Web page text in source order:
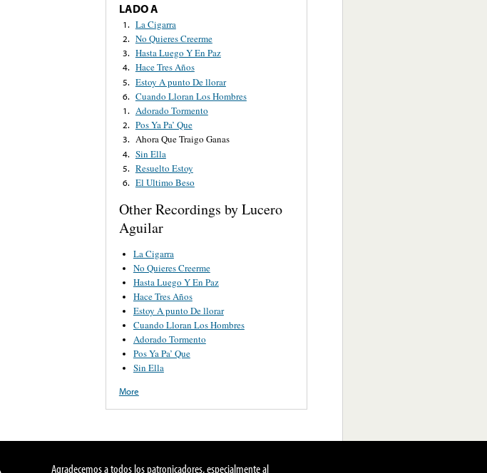
LADO A
1. La Cigarra
2. No Quieres Creerme
3. Hasta Luego Y En Paz
4. Hace Tres Años
5. Estoy A punto De llorar
6. Cuando Lloran Los Hombres
1. Adorado Tormento
2. Pos Ya Pa’ Que
3. Ahora Que Traigo Ganas
4. Sin Ella
5. Resuelto Estoy
6. El Ultimo Beso
Other Recordings by Lucero
Aguilar
La Cigarra
No Quieres Creerme
Hasta Luego Y En Paz
Hace Tres Años
Estoy A punto De llorar
Cuando Lloran Los Hombres
Adorado Tormento
Pos Ya Pa’ Que
Sin Ella
More
Agradecemos a todos los patronicadores, especialmente al